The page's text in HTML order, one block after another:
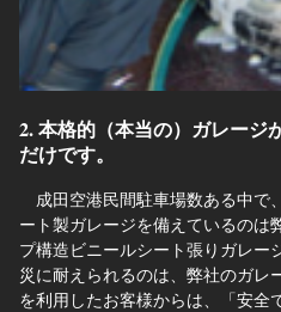
2. 本格的（本当の）ガレージ
だけです。
成田空港民間駐車場数ある中で
ート製ガレージを備えているのは
プ構造ビニールシート張りガレー
災に耐えられるのは、弊社のガレ
を利用したお客様からは、「安全